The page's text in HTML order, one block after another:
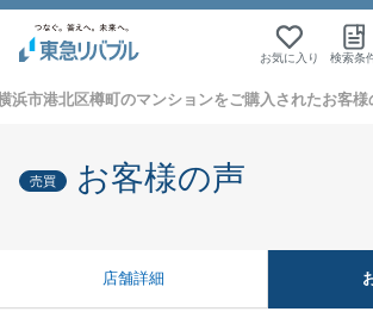
お気に入り 検索条
浜市港北区樽町のマンションをご購入されたお客
売買 お客様の声
店舗詳細